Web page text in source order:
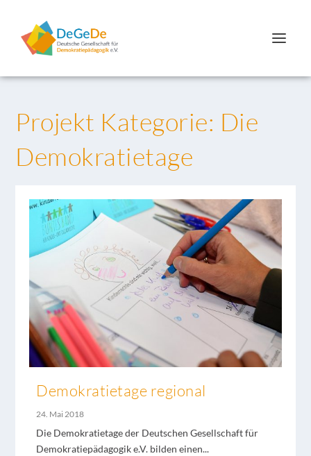
Projekt Kategorie: Die
Demokratietage
Demokratietage regional
24. Mai 2018
Die Demokratietage der Deutschen Gesellschaft für
Demokratiepädagogik e.V. bilden einen...